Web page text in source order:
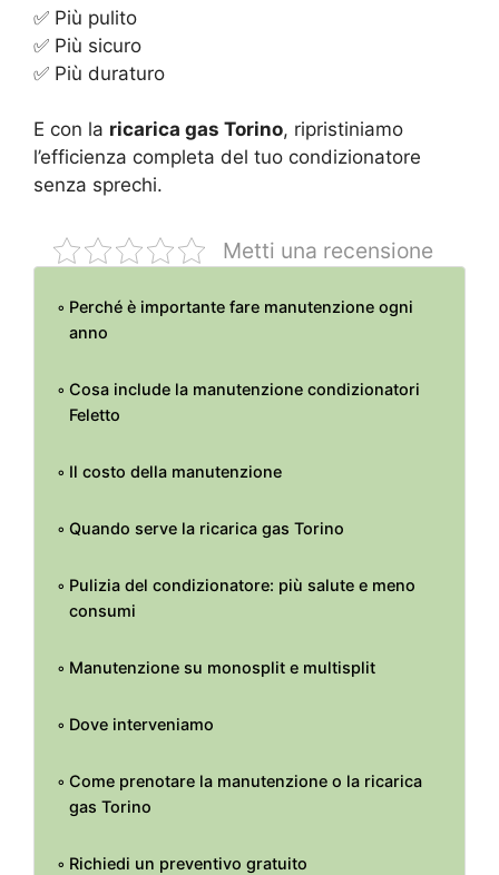
✅ Più pulito
✅ Più sicuro
✅ Più duraturo
E con la ricarica gas Torino, ripristiniamo
l’efficienza completa del tuo condizionatore
senza sprechi.
Metti una recensione
Perché è importante fare manutenzione ogni
anno
Cosa include la manutenzione condizionatori
Feletto
Il costo della manutenzione
Quando serve la ricarica gas Torino
Pulizia del condizionatore: più salute e meno
consumi
Manutenzione su monosplit e multisplit
Dove interveniamo
Come prenotare la manutenzione o la ricarica
gas Torino
Richiedi un preventivo gratuito